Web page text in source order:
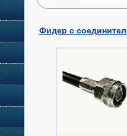
Фидер с